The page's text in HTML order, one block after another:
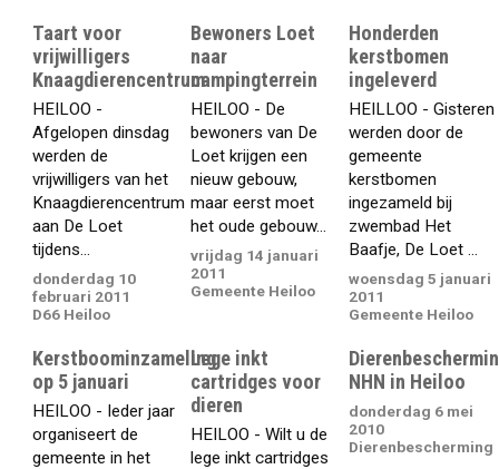
Taart voor
vrijwilligers
Knaagdierencentrum
HEILOO -
Afgelopen dinsdag
werden de
vrijwilligers van het
Knaagdierencentrum
aan De Loet
tijdens...
donderdag 10
februari 2011
D66 Heiloo
Bewoners Loet
naar
campingterrein
HEILOO - De
bewoners van De
Loet krijgen een
nieuw gebouw,
maar eerst moet
het oude gebouw...
vrijdag 14 januari
2011
Gemeente Heiloo
Honderden
kerstbomen
ingeleverd
HEILLOO - Gisteren
werden door de
gemeente
kerstbomen
ingezameld bij
zwembad Het
Baafje, De Loet ...
woensdag 5 januari
2011
Gemeente Heiloo
Kerstboominzameling
op 5 januari
HEILOO - Ieder jaar
organiseert de
gemeente in het
Lege inkt
cartridges voor
dieren
HEILOO - Wilt u de
lege inkt cartridges
NHN in Heiloo
donderdag 6 mei
2010
Dierenbescherming